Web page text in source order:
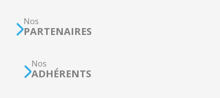
Nos
PARTENAIRES
Nos
ADHÉRENTS